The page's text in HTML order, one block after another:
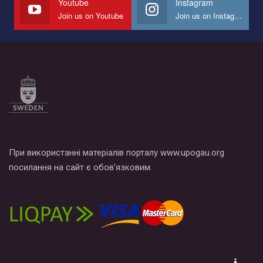
Все, что вам нужно сделать - это зайти на наш канал YouTube
по этой ссылке и поставить лайк под видео.
Join us on Youtube Join us on Instagram
При використанні матеріалів порталу www.upogau.org
посилання на сайт є обов’язковим.